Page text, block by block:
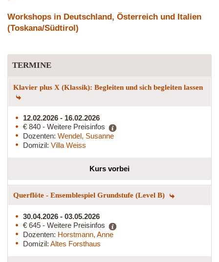
Workshops in Deutschland, Österreich und Italien
(Toskana/Südtirol)
TERMINE
Klavier plus X (Klassik): Begleiten und sich begleiten lassen
12.02.2026 - 16.02.2026
€ 840 - Weitere Preisinfos
Dozenten: Wendel, Susanne
Domizil: Villa Weiss
Kurs vorbei
Querflöte - Ensemblespiel Grundstufe (Level B)
30.04.2026 - 03.05.2026
€ 645 - Weitere Preisinfos
Dozenten: Horstmann, Anne
Domizil: Altes Forsthaus